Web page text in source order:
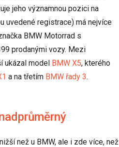
jeho významnou pozici na
uvedené registrace) má nejvíce
BMW Motorrad s
prodanými vozy. Mezi
ukázal model BMW X5, kterého
a na třetím BMW řady 3.
než u BMW, ale i zde více, než